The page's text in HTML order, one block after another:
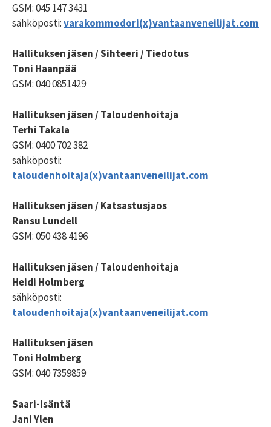
GSM: 045 147 3431
sähköposti:varakommodori(x)vantaanveneilijat.com
Hallituksen jäsen / Sihteeri / Tiedotus
Toni Haanpää
GSM: 040 0851429
Hallituksen jäsen / Taloudenhoitaja
Terhi Takala
GSM: 0400 702 382
sähköposti:
taloudenhoitaja(x)vantaanveneilijat.com
Hallituksen jäsen / Katsastusjaos
Ransu Lundell
GSM: 050 438 4196
Hallituksen jäsen / Taloudenhoitaja
Heidi Holmberg
sähköposti:
taloudenhoitaja(x)vantaanveneilijat.com
Hallituksen jäsen
Toni Holmberg
GSM: 040 7359859
Saari-isäntä
Jani Ylen